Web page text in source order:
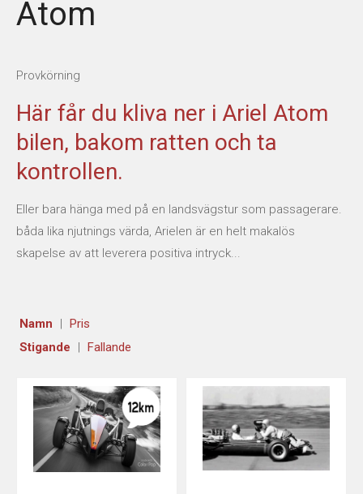
MOTOR MIX DAG
BETTER RACING
TÄVLA MED OSS
RACING SHOPPEN
ATOM
ACE
ARIEL SERVICE
Atom
Provkörning
Här får du kliva ner i Ariel Atom
bilen, bakom ratten och ta
kontrollen.
Eller bara hänga med på en landsvägstur som passagerare.
båda lika njutnings värda, Arielen är en helt makalös
skapelse av att leverera positiva intryck...
Namn
Pris
Stigande
Fallande